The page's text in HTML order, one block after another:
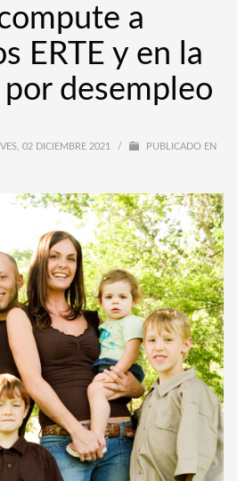
a
ERTE y en la
desempleo
02 DICIEMBRE 2021 /
PUBLICADO EN